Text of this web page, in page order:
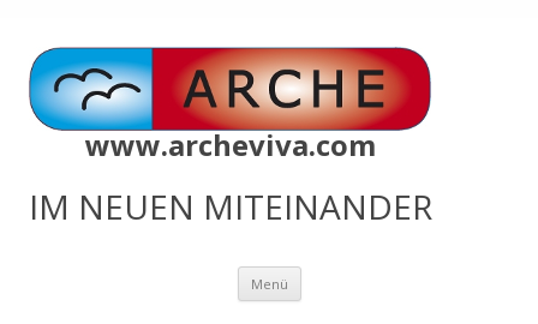
www.archeviva.com
IM NEUEN MITEINANDER
Menü Zum
springen